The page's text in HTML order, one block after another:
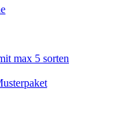
max 5 sorten